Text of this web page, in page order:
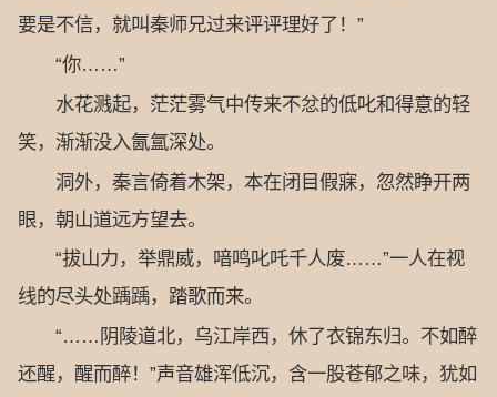
要是不信，就叫秦师兄过来评评理好了！”
“你……”
水花溅起，茫茫雾气中传来不忿的低叱和得意的轻
笑，渐渐没入氤氲深处。
洞外，秦言倚着木架，本在闭目假寐，忽然睁开两
眼，朝山道远方望去。
“拔山力，举鼎威，喑鸣叱吒千人废……”一人在视
线的尽头处踽踽，踏歌而来。
“……阴陵道北，乌江岸西，休了衣锦东归。不如醉
还醒，醒而醉！”声音雄浑低沉，含一股苍郁之味，犹如